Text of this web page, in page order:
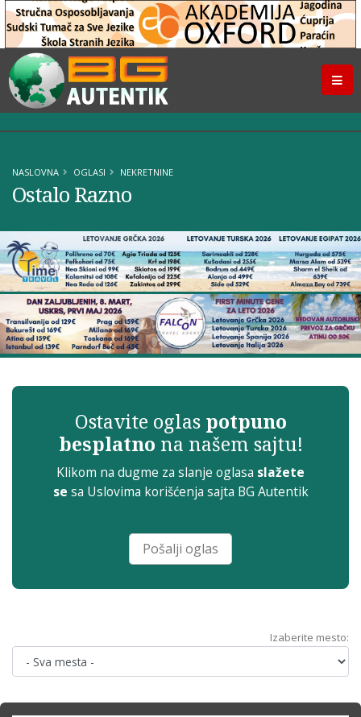
NASLOVNA OGLASI NEKRETNINE
Ostalo Razno
Ostavite oglas potpuno
besplatno na našem sajtu!
Klikom na dugme za slanje oglasa slažete
se sa Uslovima korišćenja sajta BG Autentik
Pošalji oglas
Izaberite mesto: